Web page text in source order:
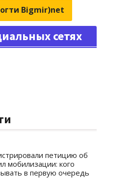
Bigmir)net
сетях
петицию об
мобилизации: кого
в первую очередь